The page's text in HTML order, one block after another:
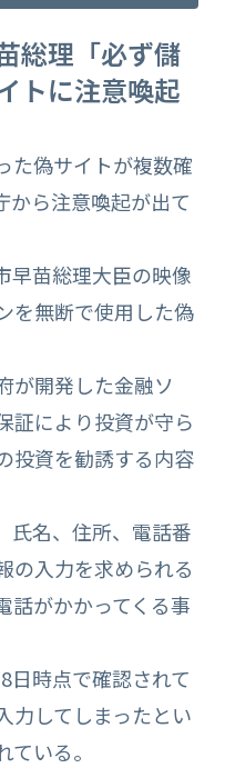
総理「必ず儲
トに注意喚起
た偽サイトが複数確
から注意喚起が出て
早苗総理大臣の映像
を無断で使用した偽
が開発した金融ソ
証により投資が守ら
投資を勧誘する内容
氏名、住所、電話番
の入力を求められる
話がかかってくる事
日時点で確認されて
力してしまったとい
いる。